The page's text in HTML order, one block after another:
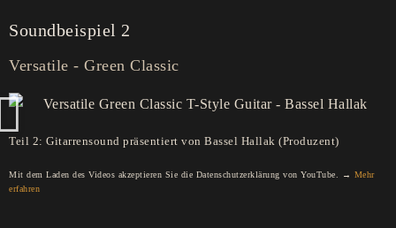
Soundbeispiel 2
Versatile - Green Classic
Teil 2: Gitarrensound präsentiert von Bassel Hallak (Produzent)
Mit dem Laden des Videos akzeptieren Sie die Datenschutzerklärung von YouTube. → Mehr
erfahren